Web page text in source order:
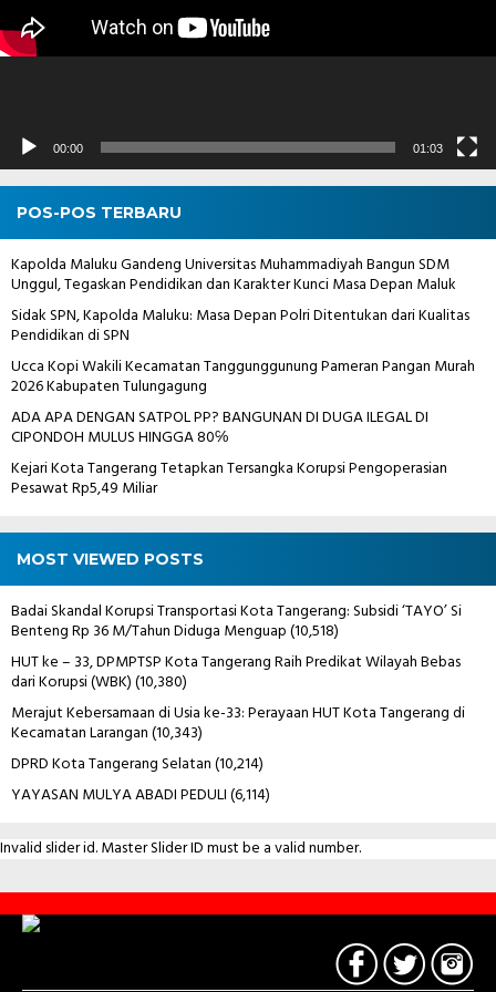
00:00 01:03
POS-POS TERBARU
Kapolda Maluku Gandeng Universitas Muhammadiyah Bangun SDM
Unggul, Tegaskan Pendidikan dan Karakter Kunci Masa Depan Maluk
Sidak SPN, Kapolda Maluku: Masa Depan Polri Ditentukan dari Kualitas
Pendidikan di SPN
Ucca Kopi Wakili Kecamatan Tanggunggunung Pameran Pangan Murah
2026 Kabupaten Tulungagung
ADA APA DENGAN SATPOL PP? BANGUNAN DI DUGA ILEGAL DI
CIPONDOH MULUS HINGGA 80℅
Kejari Kota Tangerang Tetapkan Tersangka Korupsi Pengoperasian
Pesawat Rp5,49 Miliar
MOST VIEWED POSTS
Badai Skandal Korupsi Transportasi Kota Tangerang: Subsidi ‘TAYO’ Si
Benteng Rp 36 M/Tahun Diduga Menguap(10,518)
HUT ke – 33, DPMPTSP Kota Tangerang Raih Predikat Wilayah Bebas
dari Korupsi (WBK)(10,380)
Merajut Kebersamaan di Usia ke-33: Perayaan HUT Kota Tangerang di
Kecamatan Larangan(10,343)
DPRD Kota Tangerang Selatan(10,214)
YAYASAN MULYA ABADI PEDULI(6,114)
Invalid slider id. Master Slider ID must be a valid number.
Contact
Us